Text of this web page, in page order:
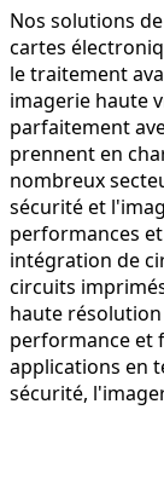
Nos solutions
cartes
le traitement
imagerie haute
parfaitement
prennent en
nombreux
sécurité et
performances
intégration de
circuits
haute
performance et
applications en
sécurité,